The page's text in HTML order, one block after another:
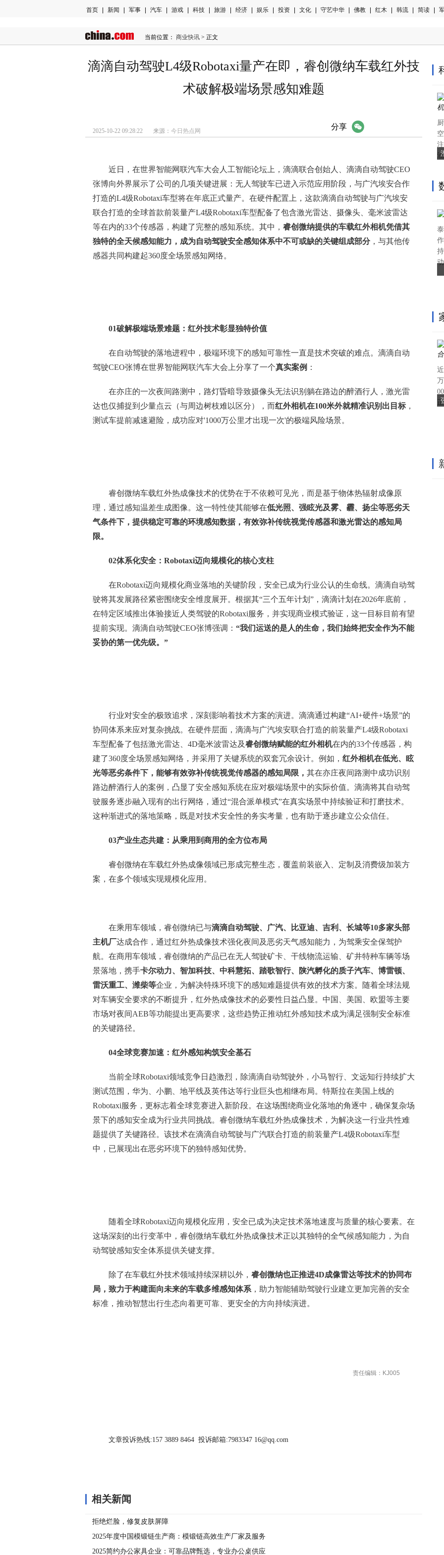
首页 新闻 军事 汽车 游戏 科技 旅游 经济 娱乐 投资 文化 守艺中华 佛教 红木 韩流 简读
当前位置： 商业快讯 > 正文
滴滴自动驾驶L4级Robotaxi量产在即，睿创微纳车载红外技
术破解极端场景感知难题
2025-10-22 09:28:22 来源： 今日热点网 分享
近日，在世界智能网联汽车大会人工智能论坛上，滴滴联合创始人、滴滴自动驾驶CEO
张博向外界展示了公司的几项关键进展：无人驾驶车已进入示范应用阶段，与广汽埃安合作
打造的L4级Robotaxi车型将在年底正式量产。在硬件配置上，这款滴滴自动驾驶与广汽埃安
联合打造的全球首款前装量产L4级Robotaxi车型配备了包含激光雷达、摄像头、毫米波雷达
等在内的33个传感器，构建了完整的感知系统。其中， 睿创微纳提供的车载红外相机凭借其
独特的全天候感知能力，成为自动驾驶安全感知体系中不可或缺的关键组成部分，与其他传
感器共同构建起360度全场景感知网络。
01破解极端场景难题 ： 红外技术彰显独特价值
在自动驾驶的落地进程中，极端环境下的感知可靠性一直是技术突破的难点。滴滴自动
驾驶CEO张博在世界智能网联汽车大会上分享了一个真实案例 ：
在亦庄的一次夜间路测中，路灯昏暗导致摄像头无法识别躺在路边的醉酒行人，激光雷
达也仅捕捉到少量点云（与周边树枝难以区分），而红外相机在100米外就精准识别出目标 ，
测试车提前减速避险，成功应对'1000万公里才出现一次'的极端风险场景。
睿创微纳车载红外热成像技术的优势在于不依赖可见光，而是基于物体热辐射成像原
理，通过感知温差生成图像。这一特性使其能够在低光照、强眩光及雾、霾、扬尘等恶劣天
气条件下，提供稳定可靠的环境感知数据，有效弥补传统视觉传感器和激光雷达的感知局
限。
02体系化安全 ： Robotaxi迈向规模化的核心支柱
在Robotaxi迈向规模化商业落地的关键阶段，安全已成为行业公认的生命线。滴滴自动驾
驶将其发展路径紧密围绕安全维度展开。根据其“三个五年计划”，滴滴计划在2026年底前，
在特定区域推出体验接近人类驾驶的Robotaxi服务，并实现商业模式验证，这一目标目前有望
提前实现。滴滴自动驾驶CEO张博强调： “我们运送的是人的生命，我们始终把安全作为不能
妥协的第一优先级。”
行业对安全的极致追求，深刻影响着技术方案的演进。滴滴通过构建“AI+硬件+场景”的
协同体系来应对复杂挑战。在硬件层面，滴滴与广汽埃安联合打造的前装量产L4级Robotaxi
车型配备了包括激光雷达、4D毫米波雷达及睿创微纳赋能的红外相机在内的33个传感器，构
建了360度全场景感知网络，并采用了关键系统的双套冗余设计。例如， 红外相机在低光、眩
光等恶劣条件下，能够有效弥补传统视觉传感器的感知局限， 其在亦庄夜间路测中成功识别
路边醉酒行人的案例，凸显了安全感知系统在应对极端场景中的实际价值。滴滴将其自动驾
驶服务逐步融入现有的出行网络，通过“混合派单模式”在真实场景中持续验证和打磨技术。
这种渐进式的落地策略，既是对技术安全性的务实考量，也有助于逐步建立公众信任。
03产业生态共建 ： 从乘用到商用的全方位布局
睿创微纳在车载红外热成像领域已形成完整生态，覆盖前装嵌入、定制及消费级加装方
案，在多个领域实现规模化应用。
在乘用车领域，睿创微纳已与滴滴自动驾驶、广汽、比亚迪、吉利、长城等10多家头部
主机厂达成合作，通过红外热成像技术强化夜间及恶劣天气感知能力，为驾乘安全保驾护
航。在商用车领域，睿创微纳的产品已在无人驾驶矿卡、干线物流运输、矿井特种车辆等场
景落地，携手卡尔动力、智加科技、中科慧拓、踏歌智行、陕汽孵化的质子汽车、博雷顿、
雷沃重工、潍柴等企业，为解决特殊环境下的感知难题提供有效的技术方案。随着全球法规
对车辆安全要求的不断提升，红外热成像技术的必要性日益凸显。中国、美国、欧盟等主要
市场对夜间AEB等功能提出更高要求，这些趋势正推动红外感知技术成为满足强制安全标准
的关键路径。
04全球竞赛加速 ： 红外感知构筑安全基石
当前全球Robotaxi领域竞争日趋激烈，除滴滴自动驾驶外，小马智行、文远知行持续扩大
测试范围，华为、小鹏、地平线及英伟达等行业巨头也相继布局。特斯拉在美国上线的
Robotaxi服务，更标志着全球竞赛进入新阶段。在这场围绕商业化落地的角逐中，确保复杂场
景下的感知安全成为行业共同挑战。睿创微纳车载红外热成像技术，为解决这一行业共性难
题提供了关键路径。该技术在滴滴自动驾驶与广汽联合打造的前装量产L4级Robotaxi车型
中，已展现出在恶劣环境下的独特感知优势。
随着全球Robotaxi迈向规模化应用，安全已成为决定技术落地速度与质量的核心要素。在
这场深刻的出行变革中，睿创微纳车载红外热成像技术正以其独特的全气候感知能力，为自
动驾驶感知安全体系提供关键支撑。
除了在车载红外技术领域持续深耕以外， 睿创微纳也正推进4D成像雷达等技术的协同布
局，致力于构建面向未来的车载多维感知体系 ，助力智能辅助驾驶行业建立更加完善的安全
标准，推动智慧出行生态向着更可靠、更安全的方向持续演进。
责任编辑：KJ005
文章投诉热线:157 3889 8464 投诉邮箱:7983347 16@qq.com
相关新闻
拒绝烂脸，修复皮肤屏障
2025年度中国模锻链生产商：模锻链高效生产厂家及服务
2025简约办公家具企业：可靠品牌甄选，专业办公桌供应